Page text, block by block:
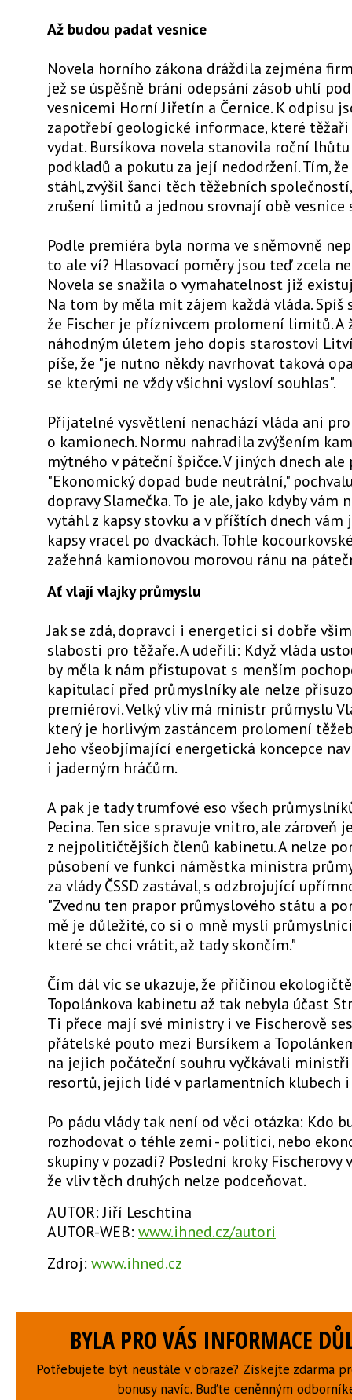
Až budou padat vesnice
Novela horního zákona dráždila zejména
jež se úspěšně brání odepsání zásob uhlí
vesnicemi Horní Jiřetín a Černice. K odpisu
zapotřebí geologické informace, které
vydat. Bursíkova novela stanovila roční
podkladů a pokutu za její nedodržení. Tím,
stáhl, zvýšil šanci těch těžebních
zrušení limitů a jednou srovnají obě vesnice
Podle premiéra byla norma ve sněmovně
to ale ví? Hlasovací poměry jsou teď zcela
Novela se snažila o vymahatelnost již
Na tom by měla mít zájem každá vláda. Spíš
že Fischer je příznivcem prolomení limitů. A
náhodným úletem jeho dopis starostovi
píše, že "je nutno někdy navrhovat taková
se kterými ne vždy všichni vysloví souhlas".
Přijatelné vysvětlení nenachází vláda ani
o kamionech. Normu nahradila zvýšením
mýtného v páteční špičce. V jiných dnech
"Ekonomický dopad bude neutrální,"
dopravy Slamečka. To je ale, jako kdyby vám
vytáhl z kapsy stovku a v příštích dnech vám
kapsy vracel po dvackách. Tohle
zažehná kamionovou morovou ránu na
Ať vlají vlajky průmyslu
Jak se zdá, dopravci i energetici si dobře
slabosti pro těžaře. A udeřili: Když vláda
by měla k nám přistupovat s menším
kapitulací před průmyslníky ale nelze
premiérovi. Velký vliv má ministr průmyslu
který je horlivým zastáncem prolomení
Jeho všeobjímající energetická koncepce
i jaderným hráčům.
A pak je tady trumfové eso všech
Pecina. Ten sice spravuje vnitro, ale zároveň
z nejpolitičtějších členů kabinetu. A nelze
působení ve funkci náměstka ministra
za vlády ČSSD zastával, s odzbrojující
"Zvednu ten prapor průmyslového státu a
mě je důležité, co si o mně myslí
které se chci vrátit, až tady skončím."
Čím dál víc se ukazuje, že příčinou
Topolánkova kabinetu až tak nebyla účast
Ti přece mají své ministry i ve Fischerově
přátelské pouto mezi Bursíkem a
na jejich počáteční souhru vyčkávali
resortů, jejich lidé v parlamentních klubech
Po pádu vlády tak není od věci otázka: Kdo
rozhodovat o téhle zemi - politici, nebo
skupiny v pozadí? Poslední kroky Fischerovy
že vliv těch druhých nelze podceňovat.
AUTOR: Jiří Leschtina
AUTOR-WEB: www.ihned.cz/autori
Zdroj: www.ihned.cz
BYLA PRO VÁS INFORMACE
Potřebujete být neustále v obraze? Získejte zdarma
bonusy navíc. Buďte ceněnným